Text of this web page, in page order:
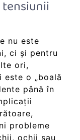
nu este
ci și pentru
ori,
o „boală
până în
probleme
ochii sau